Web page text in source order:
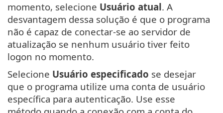
momento, selecione Usuário atual. A
desvantagem dessa solução é que o programa
não é capaz de conectar-se ao servidor de
atualização se nenhum usuário tiver feito
logon no momento.
Selecione Usuário especificado se desejar
que o programa utilize uma conta de usuário
específica para autenticação. Use esse